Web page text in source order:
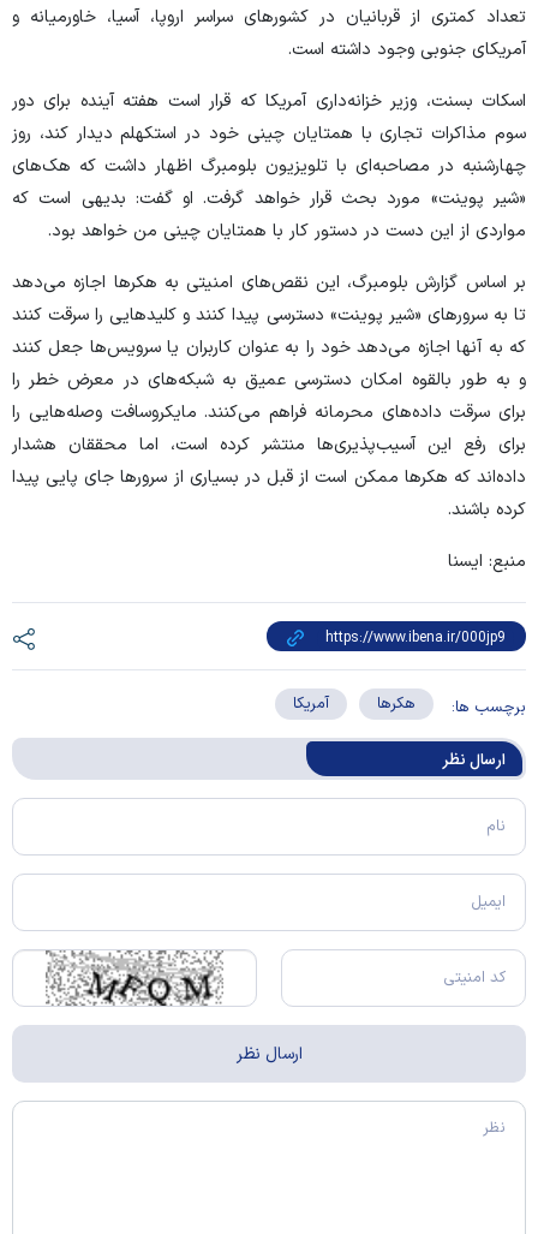
تعداد کمتری از قربانیان در کشور‌های سراسر اروپا، آسیا، خاورمیانه و
آمریکای جنوبی وجود داشته است.
اسکات بسنت، وزیر خزانه‌داری آمریکا که قرار است هفته آینده برای دور
سوم مذاکرات تجاری با همتایان چینی خود در استکهلم دیدار کند، روز
چهارشنبه در مصاحبه‌ای با تلویزیون بلومبرگ اظهار داشت که هک‌های
«شیر پوینت» مورد بحث قرار خواهد گرفت. او گفت: بدیهی است که
مواردی از این دست در دستور کار با همتایان چینی من خواهد بود.
بر اساس گزارش بلومبرگ، این نقص‌های امنیتی به هکر‌ها اجازه می‌دهد
تا به سرور‌های «شیر پوینت» دسترسی پیدا کنند و کلید‌هایی را سرقت کنند
که به آنها اجازه می‌دهد خود را به عنوان کاربران یا سرویس‌ها جعل کنند
و به طور بالقوه امکان دسترسی عمیق به شبکه‌های در معرض خطر را
برای سرقت داده‌های محرمانه فراهم می‌کنند. مایکروسافت وصله‌هایی را
برای رفع این آسیب‌پذیری‌ها منتشر کرده است، اما محققان هشدار
داده‌اند که هکر‌ها ممکن است از قبل در بسیاری از سرور‌ها جای پایی پیدا
کرده باشند.
منبع: ایسنا
برچسب ها: هکر‌ها آمریکا
ارسال‌ نظر